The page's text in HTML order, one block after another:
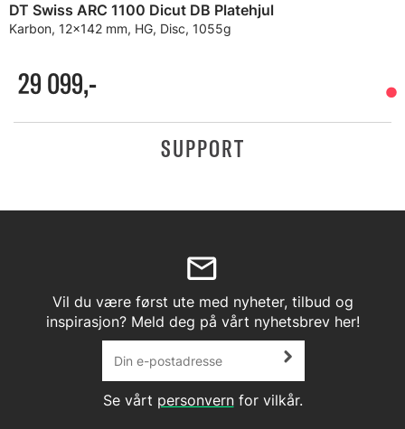
DT Swiss ARC 1100 Dicut DB Platehjul
Karbon, 12x142 mm, HG, Disc, 1055g
29 099,-
SUPPORT
Vil du være først ute med nyheter, tilbud og
inspirasjon? Meld deg på vårt nyhetsbrev her!
Se vårt personvernfor vilkår.